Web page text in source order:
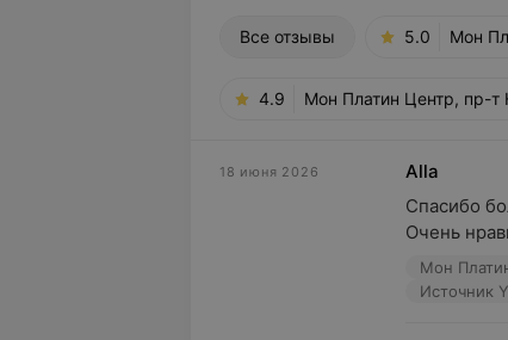
Все отзывы 5.0 Мон
4.9 Мон Платин Центр, пр-т
18 июня 2026
Alla
Спасибо
Очень
Мон
Источник